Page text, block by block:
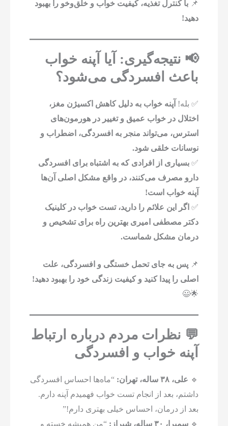
📌با کنترل تغذیه، کیفیت خواب و خلق‌وخو را بهبود
دهید!
📢 نتیجه‌گیری: آیا آپنه خواب
باعث افسردگی می‌شود؟
✅ بله! آپنه خواب به دلیل کاهش اکسیژن مغز،
اختلال در خواب عمیق و تغییر در هورمون‌های
استرس، می‌تواند منجر به افسردگی، اضطراب و
نوسانات خلقی شود.
✅بسیاری از افرادی که به اشتباه برای افسردگی
دارو مصرف می‌کنند، در واقع مشکل اصلی آن‌ها
آپنه خواب است!
✅ اگر این علائم را دارید، تست خواب در کلینیک
دکتر مصطفی امیری بهترین راه برای تشخیص و
درمان مشکل شماست.
📌پس به جای تحمل خستگی و افسردگی، علت
اصلی را پیدا کنید و کیفیت زندگی خود را بهبود دهید!
🌟😃
💬 نظرات مردم درباره ارتباط
آپنه خواب و افسردگی
🔹 علی، ۳۸ ساله، تهران:
“ماه‌ها احساس افسردگی
داشتم، بعد از انجام تست خواب فهمیدم آپنه دارم.
بعد از درمان، احساس خیلی بهتری دارم!”
🔹سمیرا، ۳۰ ساله، شیراز: “من همیشه خسته و